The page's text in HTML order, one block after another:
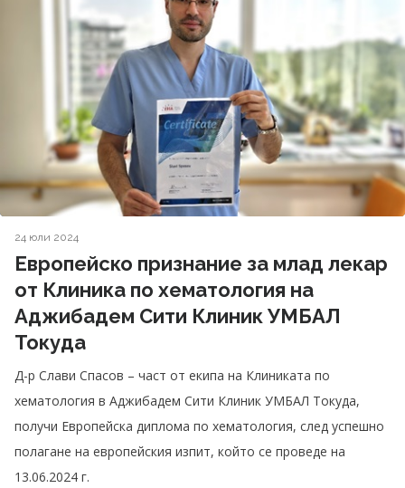
24 юли 2024
Европейско признание за млад лекар
от Клиника по хематология на
Аджибадем Сити Клиник УМБАЛ
Токуда
Д-р Слави Спасов – част от екипа на Клиниката по
хематология в Аджибадем Сити Клиник УМБАЛ Токуда,
получи Европейска диплома по хематология, след успешно
полагане на европейския изпит, който се проведе на
13.06.2024 г.